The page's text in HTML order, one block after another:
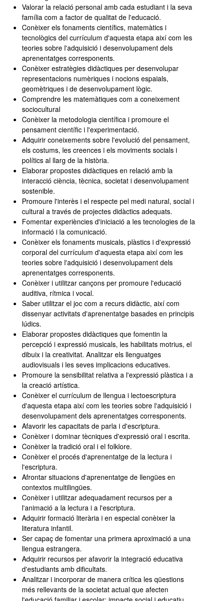
Valorar la relació personal amb cada estudiant i la seva
família com a factor de qualitat de l'educació.
Conèixer els fonaments científics, matemàtics i
tecnològics del currículum d'aquesta etapa així com les
teories sobre l'adquisició i desenvolupament dels
aprenentatges corresponents.
Conèixer estratègies didàctiques per desenvolupar
representacions numèriques i nocions espaials,
geomètriques i de desenvolupament lògic.
Comprendre les matemàtiques com a coneixement
sociocultural
Conèixer la metodologia científica i promoure el
pensament científic i l'experimentació.
Adquirir coneixements sobre l'evolució del pensament,
els costums, les creences i els moviments socials i
polítics al llarg de la història.
Elaborar propostes didàctiques en relació amb la
interacció ciència, tècnica, societat i desenvolupament
sostenible.
Promoure l'interès i el respecte pel medi natural, social i
cultural a través de projectes didàctics adequats.
Fomentar experiències d'iniciació a les tecnologies de la
informació i la comunicació.
Conèixer els fonaments musicals, plàstics i d'expressió
corporal del currículum d'aquesta etapa així com les
teories sobre l'adquisició i desenvolupament dels
aprenentatges corresponents.
Conèixer i utilitzar cançons per promoure l'educació
auditiva, rítmica i vocal.
Saber utilitzar el joc com a recurs didàctic, així com
dissenyar activitats d'aprenentatge basades en principis
lúdics.
Elaborar propostes didàctiques que fomentin la
percepció i expressió musicals, les habilitats motrius, el
dibuix i la creativitat. Analitzar els llenguatges
audiovisuals i les seves implicacions educatives.
Promoure la sensibilitat relativa a l'expressió plàstica i a
la creació artística.
Conèixer el currículum de llengua i lectoescriptura
d'aquesta etapa així com les teories sobre l'adquisició i
desenvolupament dels aprenentatges corresponents.
Afavorir les capacitats de parla i d'escriptura.
Conèixer i dominar tècniques d'expressió oral i escrita.
Conèixer la tradició oral i el folklore.
Conèixer el procés d'aprenentatge de la lectura i
l'escriptura.
Afrontar situacions d'aprenentatge de llengües en
contextos multilingües.
Conèixer i utilitzar adequadament recursos per a
l'animació a la lectura i a l'escriptura.
Adquirir formació literària i en especial conèixer la
literatura infantil.
Ser capaç de fomentar una primera aproximació a una
llengua estrangera.
Adquirir recursos per afavorir la integració educativa
d'estudiants amb dificultats.
Analitzar i incorporar de manera crítica les qüestions
més rellevants de la societat actual que afecten